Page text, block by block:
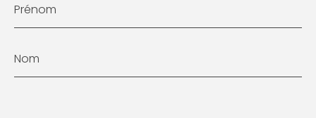
Prénom
Nom